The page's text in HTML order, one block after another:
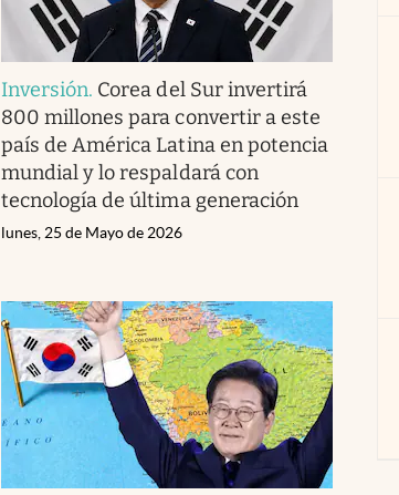
Inversión. Corea del Sur invertirá
800 millones para convertir a este
país de América Latina en potencia
mundial y lo respaldará con
tecnología de última generación
lunes, 25 de Mayo de 2026